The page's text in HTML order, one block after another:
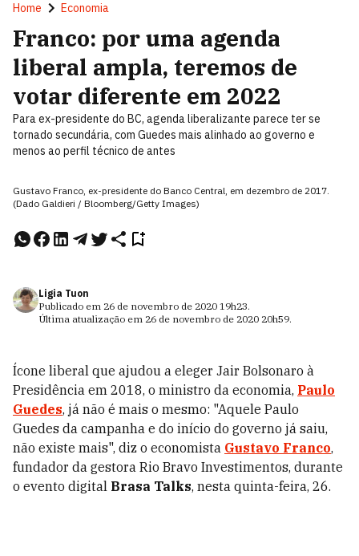
Home Economia
Franco: por uma agenda
liberal ampla, teremos de
votar diferente em 2022
Para ex-presidente do BC, agenda liberalizante parece ter se
tornado secundária, com Guedes mais alinhado ao governo e
menos ao perfil técnico de antes
Gustavo Franco, ex-presidente do Banco Central, em dezembro de 2017.
(Dado Galdieri / Bloomberg/Getty Images)
Ligia Tuon
Publicado em 26 de novembro de 2020 19h23.
Última atualização em 26 de novembro de 2020 20h59.
Ícone liberal que ajudou a eleger Jair Bolsonaro à
Presidência em 2018, o ministro da economia, Paulo
Guedes, já não é mais o mesmo: "Aquele Paulo
Guedes da campanha e do início do governo já saiu,
não existe mais", diz o economista Gustavo Franco,
fundador da gestora Rio Bravo Investimentos, durante
o evento digital Brasa Talks, nesta quinta-feira, 26.